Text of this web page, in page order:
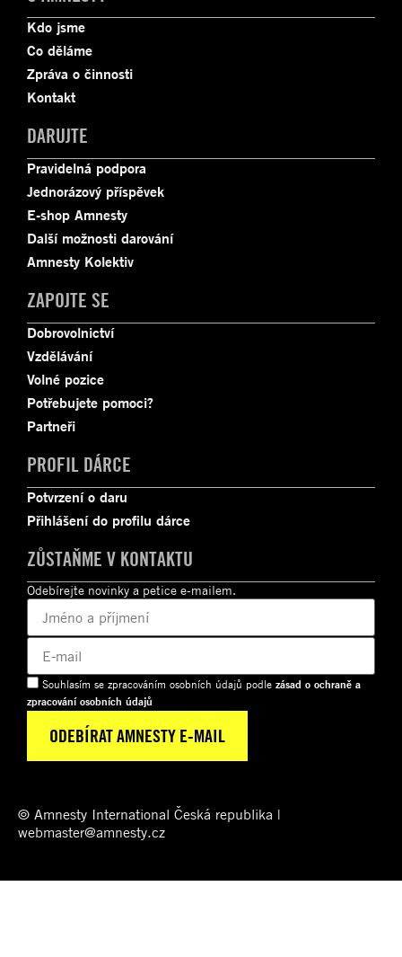
Kdo jsme
Co děláme
Zpráva o činnosti
Kontakt
DARUJTE
Pravidelná podpora
Jednorázový příspěvek
E-shop Amnesty
Další možnosti darování
Amnesty Kolektiv
ZAPOJTE SE
Dobrovolnictví
Vzdělávání
Volné pozice
Potřebujete pomoci?
Partneři
PROFIL DÁRCE
Potvrzení o daru
Přihlášení do profilu dárce
ZŮSTAŇME V KONTAKTU
Odebírejte novinky a petice e-mailem.
Souhlasím se zpracováním osobních údajů podle zásad o ochraně a
zpracování osobních údajů
© Amnesty International Česká republika |
webmaster@amnesty.cz